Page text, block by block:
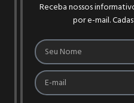
Receba nossos
por e-mail.